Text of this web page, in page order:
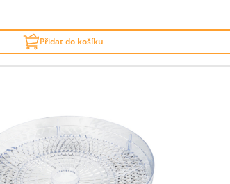
Přidat do košíku